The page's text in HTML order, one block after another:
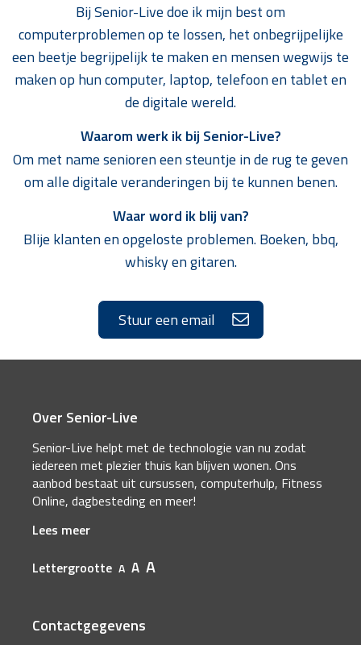
Bij Senior-Live doe ik mijn best om
computerproblemen op te lossen, het onbegrijpelijke
een beetje begrijpelijk te maken en mensen wegwijs te
maken op hun computer, laptop, telefoon en tablet en
de digitale wereld.
Waarom werk ik bij Senior-Live?
Om met name senioren een steuntje in de rug te geven
om alle digitale veranderingen bij te kunnen benen.
Waar word ik blij van?
Blije klanten en opgeloste problemen. Boeken, bbq,
whisky en gitaren.
Stuur een email
Over Senior-Live
Senior-Live helpt met de technologie van nu zodat
iedereen met plezier thuis kan blijven wonen. Ons
aanbod bestaat uit cursussen, computerhulp, Fitness
Online, dagbesteding en meer!
Lees meer
Lettergrootte A A A
Contactgegevens